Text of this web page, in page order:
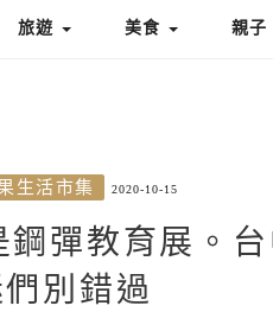
旅遊 美食 親子
生活市集 2020-10-15
彈教育展。
別錯過